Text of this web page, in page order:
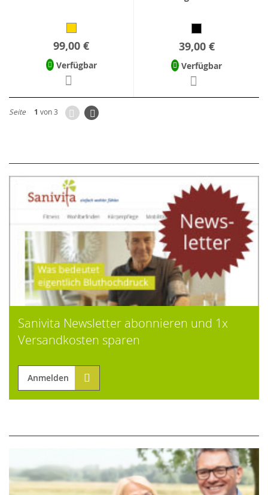
99,00 €
Verfügbar
39,00 €
Verfügbar
Seite 1 von 3 ZurückSeite
Weiter
Sanivita Newsletter abonnieren und 1x
Versandkosten sparen
Anmelden